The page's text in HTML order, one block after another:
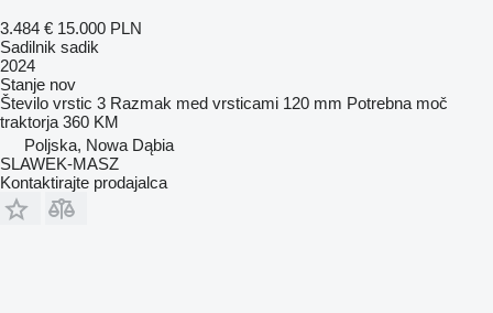
3.484 € 15.000 PLN
Sadilnik sadik
2024
Stanje nov
Število vrstic 3 Razmak med vrsticami 120 mm Potrebna moč
traktorja 360 KM
Poljska, Nowa Dąbia
SLAWEK-MASZ
Kontaktirajte prodajalca